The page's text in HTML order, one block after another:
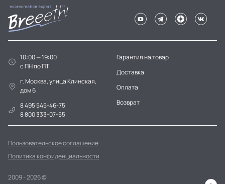
10:00 — 19:00
c ПН по ПТ
г. Москва, улица Клинская,
дом 6
8 495 545-46-75
8 800 333-07-55
Гарантия на товар
Доставка
Оплата
Возврат
Пользовательское соглашение
Политика конфиденциальности
2009 - 2026 ©